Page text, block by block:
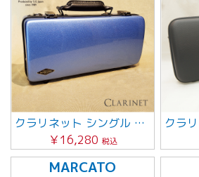
クラリネット シングル 【パステルブルー】グレーステッチ
￥16,280 税込
MARCATO